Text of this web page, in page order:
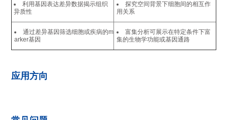
利用基因表达差异数据揭示组织
异质性
探究空间背景下细胞间的相互作
用关系
通过差异基因筛选细胞或疾病的m
arker基因
富集分析可展示在特定条件下富
集的生物学功能或基因通路
应用方向